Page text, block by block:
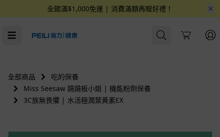
全館滿$1,000免運 | 消費滿額再贈好禮！
Cart
全部商品
吃的保養
Miss Seesaw 蹺蹺板小姐 | 機能粉劑保養
3C族無畏懼 | 水活極潤葉黃素EX